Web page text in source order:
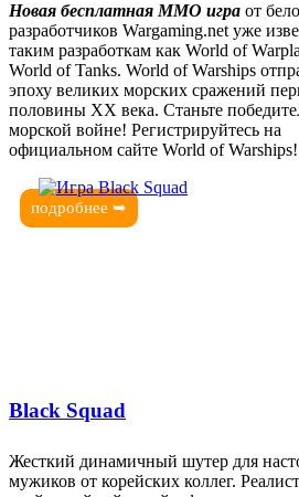
Новая бесплатная MMO игра от
разработчиков Wargaming.net уже
таким разработкам как World of
World of Tanks. World of Warships
эпоху великих морских сражений
половины XX века. Станьте
морской войне! Регистрируйтесь на
официальном сайте World of Warships!
подробнее ➥
Black Squad
Жесткий динамичный шутер для
мужиков от корейских коллег.